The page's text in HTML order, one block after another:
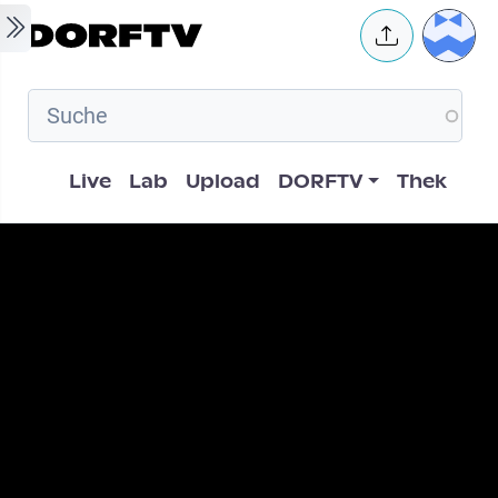
Skip to main content User
Hauptnavigation
Live Lab Upload DORFTV Thek